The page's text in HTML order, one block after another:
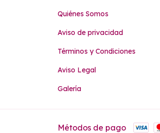
Quiénes Somos
Aviso de privacidad
Términos y Condiciones
Aviso Legal
Galería
Métodos de pago